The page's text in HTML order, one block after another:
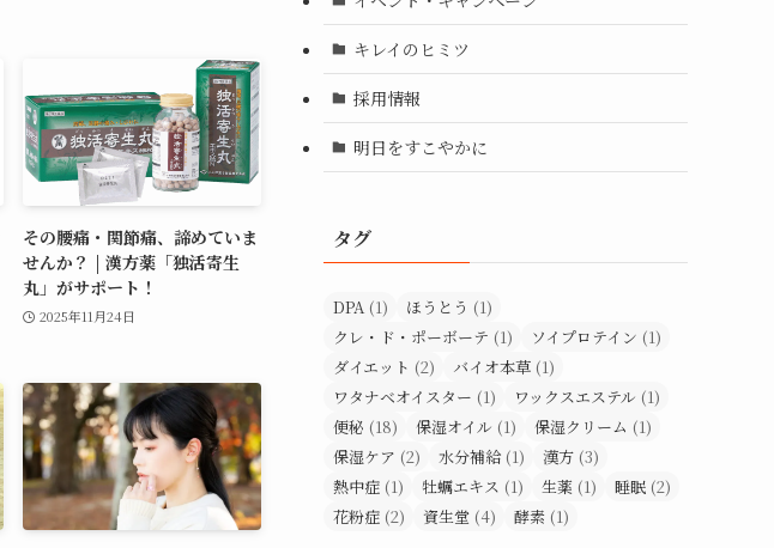
その腰痛・関節痛、諦めていま
せんか？ | 漢方薬「独活寄生
丸」がサポート！
2025年11月24日
キレイのヒミツ
採用情報
明日をすこやかに
タグ
DPA (1) ほうとう (1)
クレ・ド・ポーボーテ (1) ソイプロテイン (1)
ダイエット (2) バイオ本草 (1)
ワタナベオイスター (1) ワックスエステル (1)
便秘 (18) 保湿オイル (1) 保湿クリーム (1)
保湿ケア (2) 水分補給 (1) 漢方 (3)
熱中症 (1) 牡蠣エキス (1) 生薬 (1) 睡眠 (2)
花粉症 (2) 資生堂 (4) 酵素 (1)